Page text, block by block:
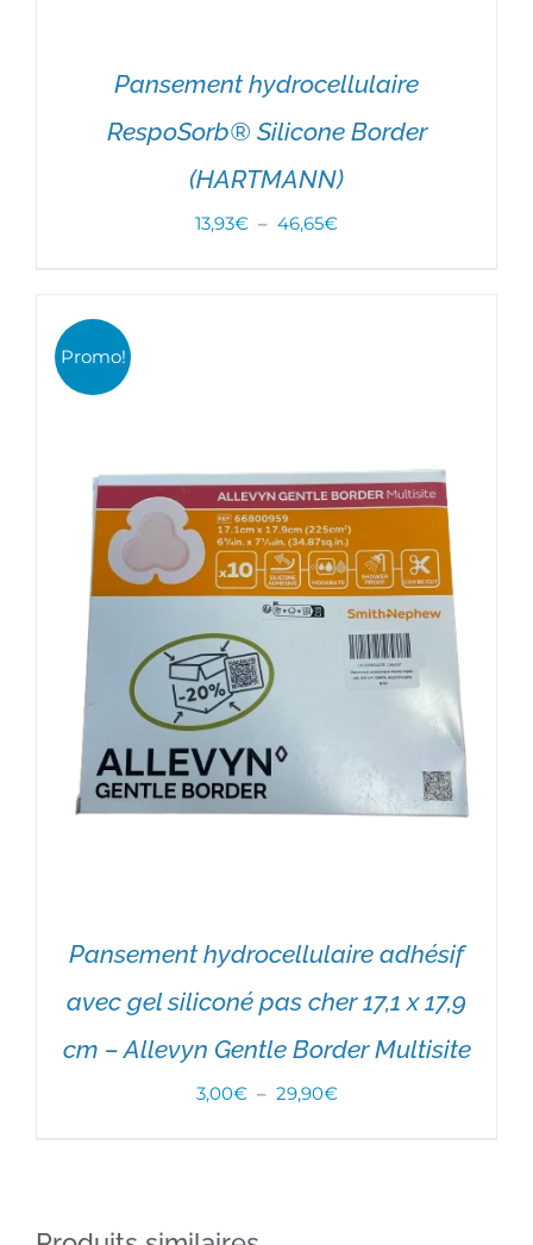
Pansement hydrocellulaire
RespoSorb® Silicone Border
(HARTMANN)
13,93€ – 46,65€Plage
Promo!
Pansement hydrocellulaire adhésif
avec gel siliconé pas cher 17,1 x 17,9
cm – Allevyn Gentle Border Multisite
3,00€ – 29,90€Plage